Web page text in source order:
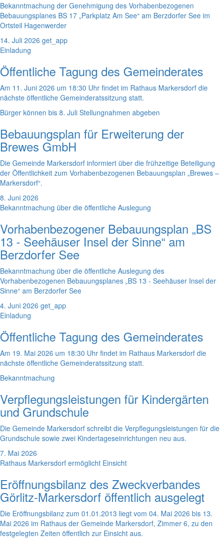
Bekanntmachung der Genehmigung des Vorhabenbezogenen
Bebauungsplanes BS 17 „Parkplatz Am See“ am Berzdorfer See im
Ortsteil Hagenwerder
14. Juli 2026 get_app
Einladung
Öffentliche Tagung des Gemeinderates
Am 11. Juni 2026 um 18:30 Uhr findet im Rathaus Markersdorf die
nächste öffentliche Gemeinderatssitzung statt.
Bürger können bis 8. Juli Stellungnahmen abgeben
Bebauungsplan für Erweiterung der
Brewes GmbH
Die Gemeinde Markersdorf informiert über die frühzeitige Beteiligung
der Öffentlichkeit zum Vorhabenbezogenen Bebauungsplan „Brewes –
Markersdorf“.
8. Juni 2026
Bekanntmachung über die öffentliche Auslegung
Vorhabenbezogener Bebauungsplan „BS
13 - Seehäuser Insel der Sinne“ am
Berzdorfer See
Bekanntmachung über die öffentliche Auslegung des
Vorhabenbezogenen Bebauungsplanes „BS 13 - Seehäuser Insel der
Sinne“ am Berzdorfer See
4. Juni 2026 get_app
Einladung
Öffentliche Tagung des Gemeinderates
Am 19. Mai 2026 um 18:30 Uhr findet im Rathaus Markersdorf die
nächste öffentliche Gemeinderatssitzung statt.
Bekanntmachung
Verpflegungsleistungen für Kindergärten
und Grundschule
Die Gemeinde Markersdorf schreibt die Verpflegungsleistungen für die
Grundschule sowie zwei Kindertageseinrichtungen neu aus.
7. Mai 2026
Rathaus Markersdorf ermöglicht Einsicht
Eröffnungsbilanz des Zweckverbandes
Görlitz-Markersdorf öffentlich ausgelegt
Die Eröffnungsbilanz zum 01.01.2013 liegt vom 04. Mai 2026 bis 13.
Mai 2026 im Rathaus der Gemeinde Markersdorf, Zimmer 6, zu den
festgelegten Zeiten öffentlich zur Einsicht aus.